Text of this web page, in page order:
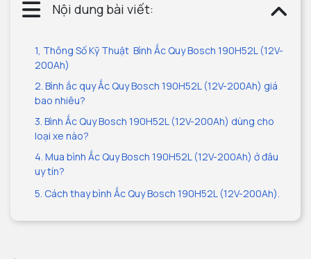
Nội dung bài viết:
1, Thông Số Kỹ Thuật Bình Ắc Quy Bosch 190H52L (12V-
200Ah)
2. Bình ắc quy Ắc Quy Bosch 190H52L (12V-200Ah) giá
bao nhiêu?
3. Bình Ắc Quy Bosch 190H52L (12V-200Ah) dùng cho
loại xe nào?
4. Mua bình Ắc Quy Bosch 190H52L (12V-200Ah) ở đâu
uy tín?
5. Cách thay bình Ắc Quy Bosch 190H52L (12V-200Ah).